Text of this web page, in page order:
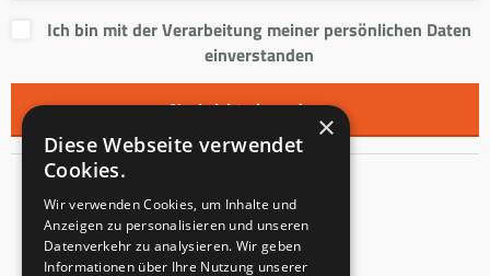
Ich bin mit der Verarbeitung meiner persönlichen Daten
einverstanden
Kontakt
Innentreppen s.r.o.
Mladoňovice 65
×
Diese Webseite verwendet
Cookies.
Wir verwenden Cookies, um Inhalte und
Anzeigen zu personalisieren und unseren
Datenverkehr zu analysieren. Wir geben
Informationen über Ihre Nutzung unserer